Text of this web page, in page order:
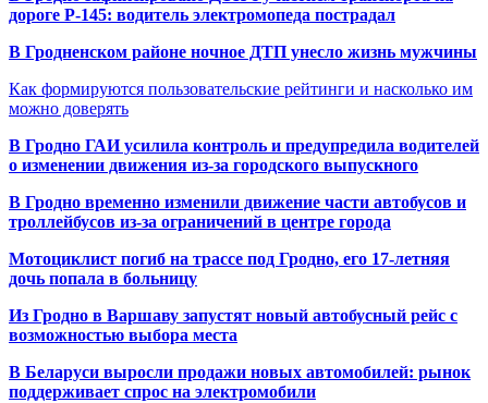
дороге Р-145: водитель электромопеда пострадал
В Гродненском районе ночное ДТП унесло жизнь мужчины
Как формируются пользовательские рейтинги и насколько им
можно доверять
В Гродно ГАИ усилила контроль и предупредила водителей
о изменении движения из-за городского выпускного
В Гродно временно изменили движение части автобусов и
троллейбусов из-за ограничений в центре города
Мотоциклист погиб на трассе под Гродно, его 17-летняя
дочь попала в больницу
Из Гродно в Варшаву запустят новый автобусный рейс с
возможностью выбора места
В Беларуси выросли продажи новых автомобилей: рынок
поддерживает спрос на электромобили